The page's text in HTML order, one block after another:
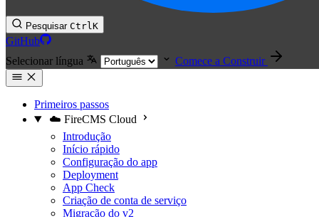
Pesquisar CtrlK
GitHub
Selecionar língua
Comece a Construir
Primeiros passos
☁️ FireCMS Cloud
Introdução
Início rápido
Configuração do app
Deployment
App Check
Criação de conta de serviço
Migração do v2